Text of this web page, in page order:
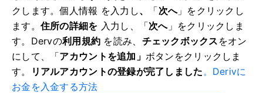
クします。個人情報 を入力し、 「次へ」をクリックし
ます。 住所の詳細を 入力し 、「次へ」をクリックしま
す。Dervの利用規約 を読み チェックボックス をオン
にして、「アカウントを追加」 ボタンをクリックしま
す。
リアルアカウントの登録が完了しました 。Derivに
お金を入金する方法